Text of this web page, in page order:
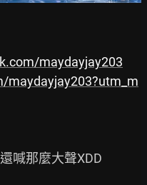
maydayjay203
maydayjay203?utm_m
喊那麼大聲XDD